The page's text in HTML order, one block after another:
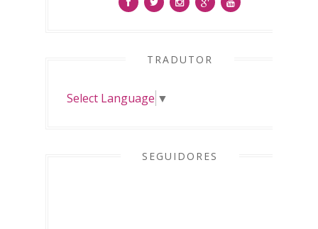
TRADUTOR
Select Language ▼
SEGUIDORES